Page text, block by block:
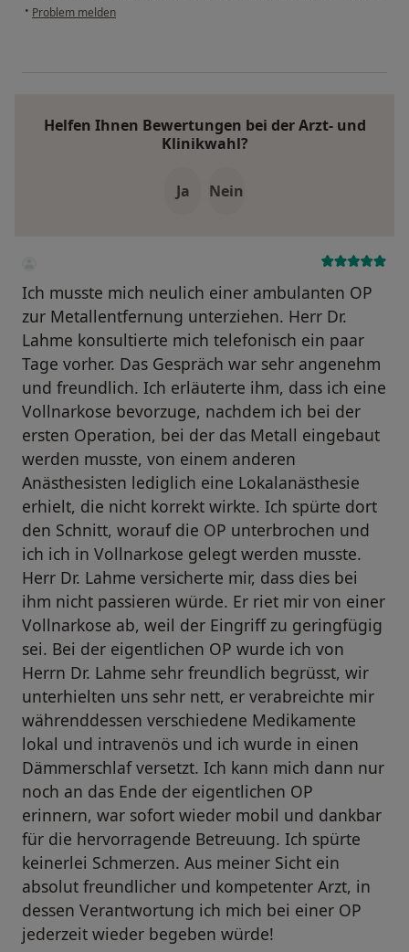
• Problem melden
Helfen Ihnen Bewertungen bei der Arzt- und
Klinikwahl?
Ja Nein
Ich musste mich neulich einer ambulanten OP
zur Metallentfernung unterziehen. Herr Dr.
Lahme konsultierte mich telefonisch ein paar
Tage vorher. Das Gespräch war sehr angenehm
und freundlich. Ich erläuterte ihm, dass ich eine
Vollnarkose bevorzuge, nachdem ich bei der
ersten Operation, bei der das Metall eingebaut
werden musste, von einem anderen
Anästhesisten lediglich eine Lokalanästhesie
erhielt, die nicht korrekt wirkte. Ich spürte dort
den Schnitt, worauf die OP unterbrochen und
ich ich in Vollnarkose gelegt werden musste.
Herr Dr. Lahme versicherte mir, dass dies bei
ihm nicht passieren würde. Er riet mir von einer
Vollnarkose ab, weil der Eingriff zu geringfügig
sei. Bei der eigentlichen OP wurde ich von
Herrn Dr. Lahme sehr freundlich begrüsst, wir
unterhielten uns sehr nett, er verabreichte mir
währenddessen verschiedene Medikamente
lokal und intravenös und ich wurde in einen
Dämmerschlaf versetzt. Ich kann mich dann nur
noch an das Ende der eigentlichen OP
erinnern, war sofort wieder mobil und dankbar
für die hervorragende Betreuung. Ich spürte
keinerlei Schmerzen. Aus meiner Sicht ein
absolut freundlicher und kompetenter Arzt, in
dessen Verantwortung ich mich bei einer OP
jederzeit wieder begeben würde!